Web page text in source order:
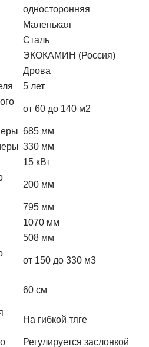
односторонняя
Маленькая
Сталь
ЭКОКАМИН (Россия)
Дрова
5 лет
от 60 до 140 м2
685 мм
330 мм
15 кВт
200 мм
795 мм
1070 мм
508 мм
от 150 до 330 м3
60 см
На гибкой тяге
Регулируется заслонкой